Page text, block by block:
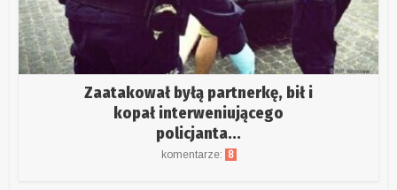
Zaatakował byłą partnerkę, bił i
kopał interweniującego
policjanta...
komentarze: 8